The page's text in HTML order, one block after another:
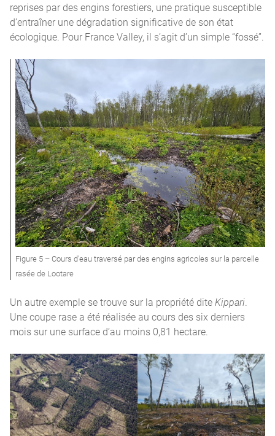
reprises par des engins forestiers, une pratique susceptible
d’entraîner une dégradation significative de son état
écologique. Pour France Valley, il s’agit d’un simple “fossé”.
Figure 5 – Cours d'eau traversé par des engins agricoles sur la parcelle
rasée de Lootare
Un autre exemple se trouve sur la propriété diteKippari
Une coupe rase a été réalisée au cours des six derniers
mois sur une surface d’au moins 0,81 hectare.